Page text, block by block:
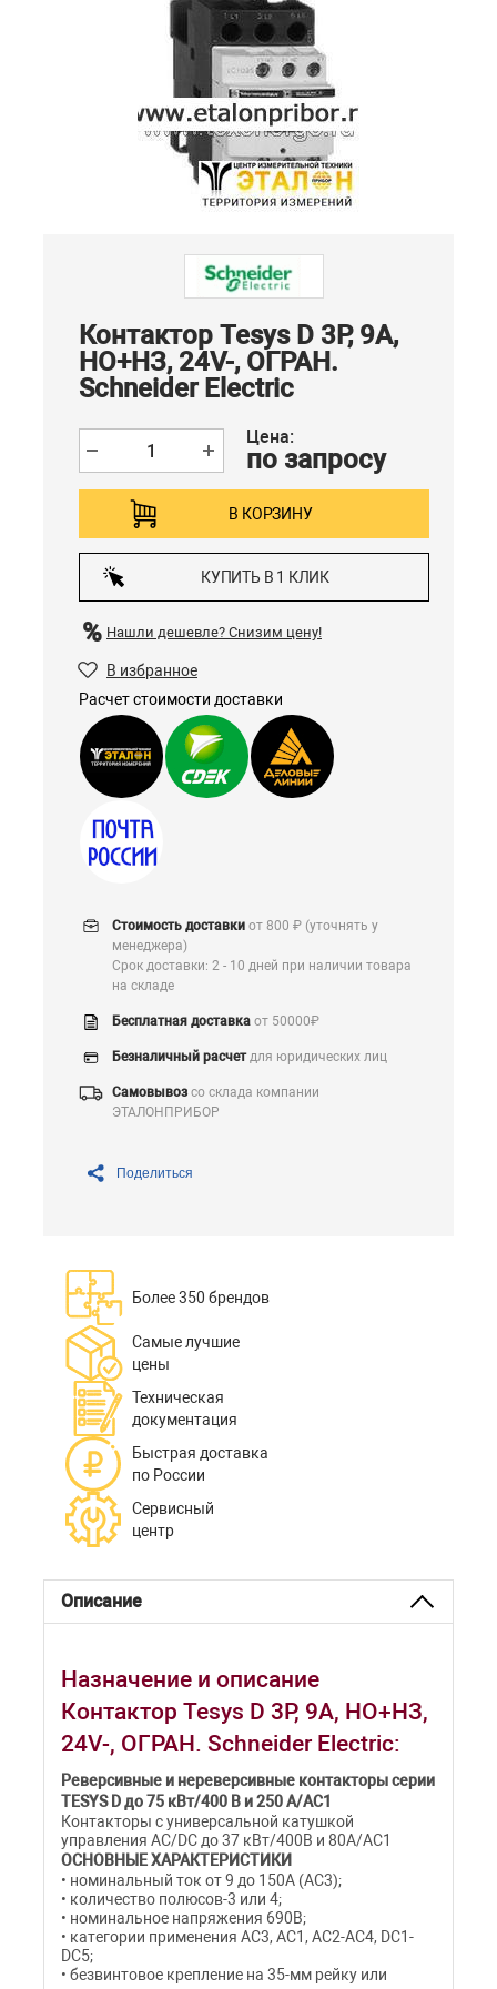
Контактор Tesys D 3Р, 9A,
НО+НЗ, 24V-, ОГРАН.
Schneider Electric
Цена:
по запросу
В КОРЗИНУ
КУПИТЬ В 1 КЛИК
Нашли дешевле? Снизим цену!
В избранное
Расчет стоимости доставки
Стоимость доставки от 800 ₽ (уточнять у
менеджера)
Срок доставки: 2 - 10 дней при наличии товара
на складе
Бесплатная доставка от 50000₽
Безналичный расчетдля юридических лиц
Самовывозсо склада компании
ЭТАЛОНПРИБОР
Поделиться
Более 350 брендов
Самые лучшие
цены
Техническая
документация
Быстрая доставка
по России
Сервисный
центр
Описание
Назначение и описание
Контактор Tesys D 3Р, 9A, НО+НЗ,
24V-, ОГРАН. Schneider Electric:
Реверсивные и нереверсивные контакторы серии
TESYS D до 75 кВт/400 В и 250 A/AC1
Контакторы с универсальной катушкой
управления AC/DC до 37 кВт/400В и 80А/AC1
ОСНОВНЫЕ ХАРАКТЕРИСТИКИ
• номинальный ток от 9 до 150А (АС3);
• количество полюсов-3 или 4;
• номинальное напряжения 690В;
• категории применения АС3, АС1, AC2-АС4, DC1-
DC5;
• безвинтовое крепление на 35-мм рейку или